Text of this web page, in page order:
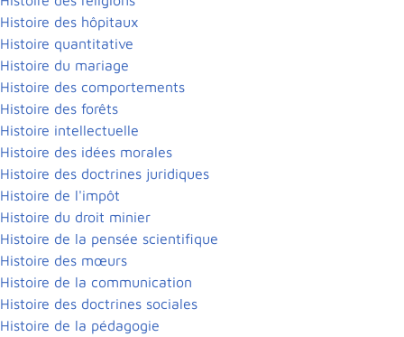
Histoire des hôpitaux
Histoire quantitative
Histoire du mariage
Histoire des comportements
Histoire des forêts
Histoire intellectuelle
Histoire des idées morales
Histoire des doctrines juridiques
Histoire de l'impôt
Histoire du droit minier
Histoire de la pensée scientifique
Histoire des mœurs
Histoire de la communication
Histoire des doctrines sociales
Histoire de la pédagogie